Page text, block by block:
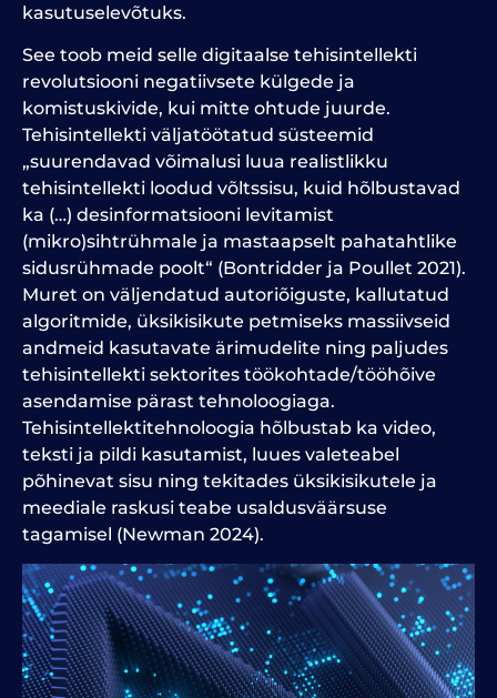
kasutuselevõtuks.
See toob meid selle digitaalse tehisintellekti
revolutsiooni negatiivsete külgede ja
komistuskivide, kui mitte ohtude juurde.
Tehisintellekti väljatöötatud süsteemid
„suurendavad võimalusi luua realistlikku
tehisintellekti loodud võltssisu, kuid hõlbustavad
ka (…) desinformatsiooni levitamist
(mikro)sihtrühmale ja mastaapselt pahatahtlike
sidusrühmade poolt“ (Bontridder ja Poullet 2021).
Muret on väljendatud autoriõiguste, kallutatud
algoritmide, üksikisikute petmiseks massiivseid
andmeid kasutavate ärimudelite ning paljudes
tehisintellekti sektorites töökohtade/tööhõive
asendamise pärast tehnoloogiaga.
Tehisintellektitehnoloogia hõlbustab ka video,
teksti ja pildi kasutamist, luues valeteabel
põhinevat sisu ning tekitades üksikisikutele ja
meediale raskusi teabe usaldusväärsuse
tagamisel (Newman 2024).